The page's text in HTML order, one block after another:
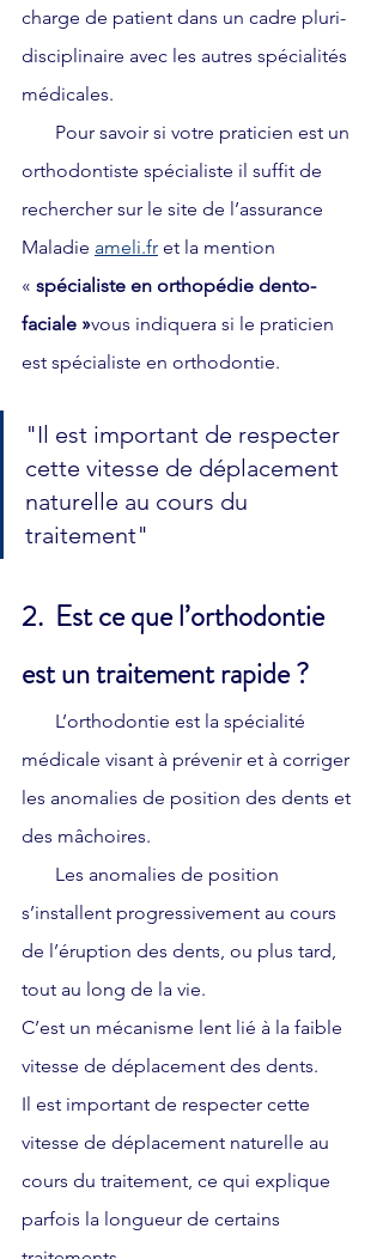
charge de patient dans un cadre pluri-
disciplinaire avec les autres spécialités
médicales.
orthodontiste spécialiste il suffit de
rechercher sur le site de l’assurance
Maladie ameli.fr et la mention
« spécialiste en orthopédie dento-
faciale »vous indiquera si le praticien
est spécialiste en orthodontie.
"Il est important de respecter
cette vitesse de déplacement
naturelle au cours du
traitement"
2.  Est ce que l’orthodontie
est un traitement rapide ?
médicale visant à prévenir et à corriger
les anomalies de position des dents et
des mâchoires.
s’installent progressivement au cours
de l’éruption des dents, ou plus tard,
tout au long de la vie.
C’est un mécanisme lent lié à la faible
vitesse de déplacement des dents.
Il est important de respecter cette
vitesse de déplacement naturelle au
cours du traitement, ce qui explique
parfois la longueur de certains